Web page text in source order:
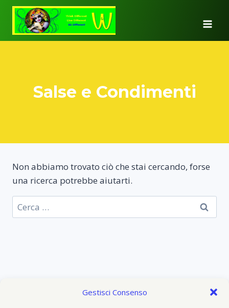
Gestisci Consenso
Salta
contenuto
Salse e Condimenti
Non abbiamo trovato ciò che stai cercando, forse
una ricerca potrebbe aiutarti.
Ricerca
per: